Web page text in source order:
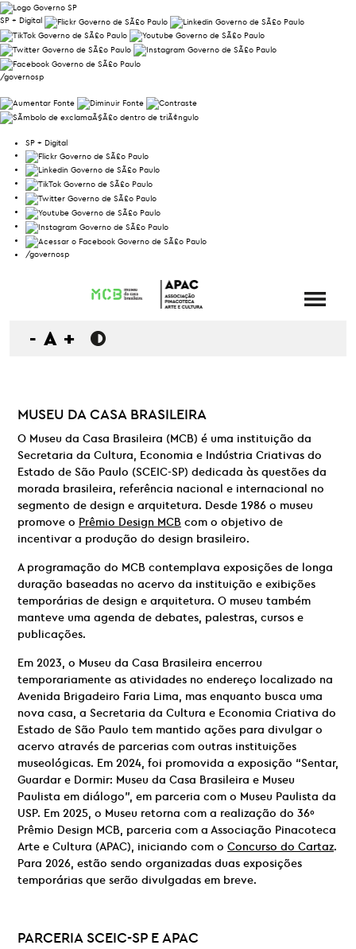
SP + Digital
/governosp
SP + Digital
/governosp
- A +
MUSEU DA CASA BRASILEIRA
O Museu da Casa Brasileira (MCB) é uma instituição da
Secretaria da Cultura, Economia e Indústria Criativas do
Estado de São Paulo (SCEIC-SP) dedicada às questões da
morada brasileira, referência nacional e internacional no
segmento de design e arquitetura. Desde 1986 o museu
promove o Prêmio Design MCB com o objetivo de
incentivar a produção do design brasileiro.
A programação do MCB contemplava exposições de longa
duração baseadas no acervo da instituição e exibições
temporárias de design e arquitetura. O museu também
manteve uma agenda de debates, palestras, cursos e
publicações.
Em 2023, o Museu da Casa Brasileira encerrou
temporariamente as atividades no endereço localizado na
Avenida Brigadeiro Faria Lima, mas enquanto busca uma
nova casa, a Secretaria da Cultura e Economia Criativa do
Estado de São Paulo tem mantido ações para divulgar o
acervo através de parcerias com outras instituições
museológicas. Em 2024, foi promovida a exposição “Sentar,
Guardar e Dormir: Museu da Casa Brasileira e Museu
Paulista em diálogo”, em parceria com o Museu Paulista da
USP. Em 2025, o Museu retorna com a realização do 36º
Prêmio Design MCB, parceria com a Associação Pinacoteca
Arte e Cultura (APAC), iniciando com o Concurso do Cartaz.
Para 2026, estão sendo organizadas duas exposições
temporárias que serão divulgadas em breve.
PARCERIASCEIC-SP EAPAC